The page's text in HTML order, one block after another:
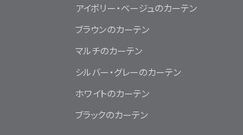
アイボリー・ベージュのカーテン
ブラウンのカーテン
マルチのカーテン
シルバー・グレーのカーテン
ホワイトのカーテン
ブラックのカーテン